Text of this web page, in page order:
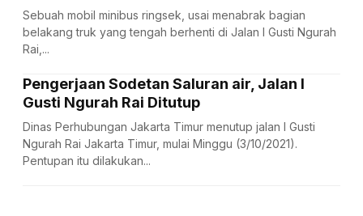
Sebuah mobil minibus ringsek, usai menabrak bagian
belakang truk yang tengah berhenti di Jalan I Gusti Ngurah
Rai,...
Pengerjaan Sodetan Saluran air, Jalan I
Gusti Ngurah Rai Ditutup
Dinas Perhubungan Jakarta Timur menutup jalan I Gusti
Ngurah Rai Jakarta Timur, mulai Minggu (3/10/2021).
Pentupan itu dilakukan...